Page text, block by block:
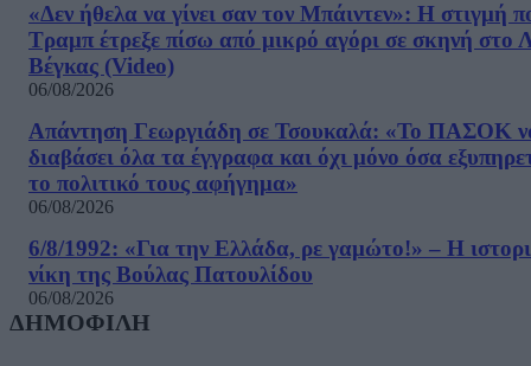
«Δεν ήθελα να γίνει σαν τον Μπάιντεν»: Η στιγμή
Τραμπ έτρεξε πίσω από μικρό αγόρι σε σκηνή στο
Βέγκας (Video)
06/08/2026
Απάντηση Γεωργιάδη σε Τσουκαλά: «Το ΠΑΣΟΚ
διαβάσει όλα τα έγγραφα και όχι μόνο όσα
το πολιτικό τους αφήγημα»
06/08/2026
6/8/1992: «Για την Ελλάδα, ρε γαμώτο!» – Η
νίκη της Βούλας Πατουλίδου
06/08/2026
ΔΗΜΟΦΙΛΗ